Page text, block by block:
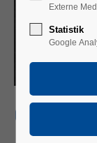
CAFÉ
Externe
Statistik
Google